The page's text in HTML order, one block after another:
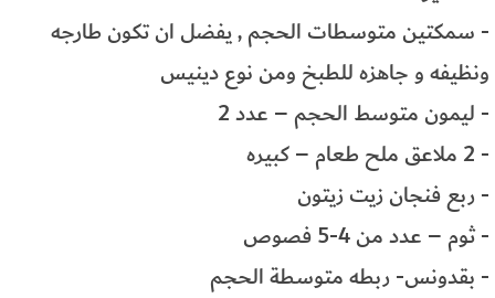
- سمكتين متوسطات الحجم , يفضل ان تكون طارجه
ونظيفه و جاهزه للطبخ ومن نوع دينيس
- ليمون متوسط الحجم – عدد 2
- 2 ملاعق ملح طعام – كبيره
- ربع فنجان زيت زيتون
- ثوم – عدد من 4-5 فصوص
- بقدونس- ربطه متوسطة الحجم